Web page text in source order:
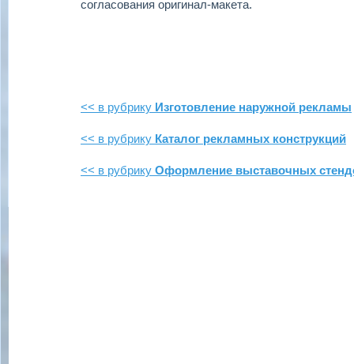
согласования оригинал-макета.
<< в рубрику Изготовление наружной рекламы
<< в рубрику Каталог рекламных конструкций
<< в рубрику Оформление выставочных